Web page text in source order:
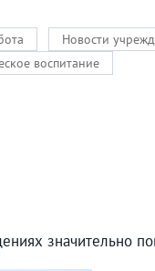
Новости
воспитание
значительно